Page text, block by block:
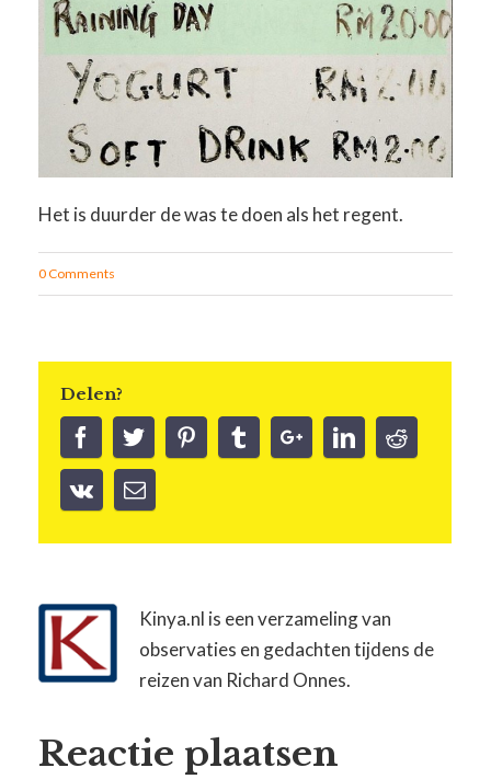
Het is duurder de was te doen als het regent.
0 Comments
Delen?
Kinya.nl is een verzameling van
observaties en gedachten tijdens de
reizen van Richard Onnes.
Reactie plaatsen